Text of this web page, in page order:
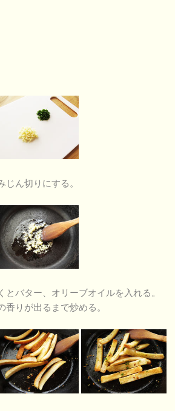
じん切りにする。
とバター、オリーブオイルを入れる。
香りが出るまで炒める。